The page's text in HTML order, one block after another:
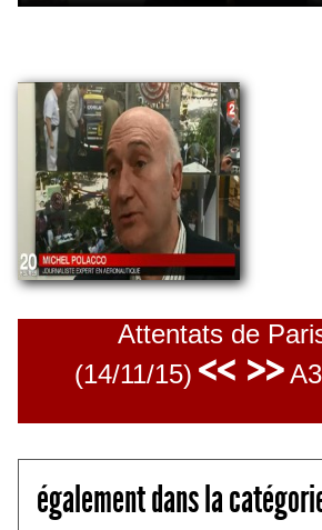
Attentats de
(14/11/15) << >>
également dans la